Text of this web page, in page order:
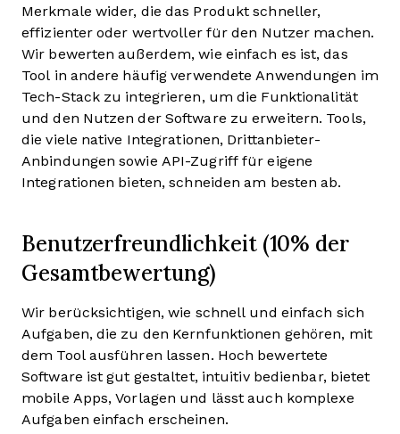
Merkmale wider, die das Produkt schneller,
effizienter oder wertvoller für den Nutzer machen.
Wir bewerten außerdem, wie einfach es ist, das
Tool in andere häufig verwendete Anwendungen im
Tech-Stack zu integrieren, um die Funktionalität
und den Nutzen der Software zu erweitern. Tools,
die viele native Integrationen, Drittanbieter-
Anbindungen sowie API-Zugriff für eigene
Integrationen bieten, schneiden am besten ab.
Benutzerfreundlichkeit (10% der
Gesamtbewertung)
Wir berücksichtigen, wie schnell und einfach sich
Aufgaben, die zu den Kernfunktionen gehören, mit
dem Tool ausführen lassen. Hoch bewertete
Software ist gut gestaltet, intuitiv bedienbar, bietet
mobile Apps, Vorlagen und lässt auch komplexe
Aufgaben einfach erscheinen.